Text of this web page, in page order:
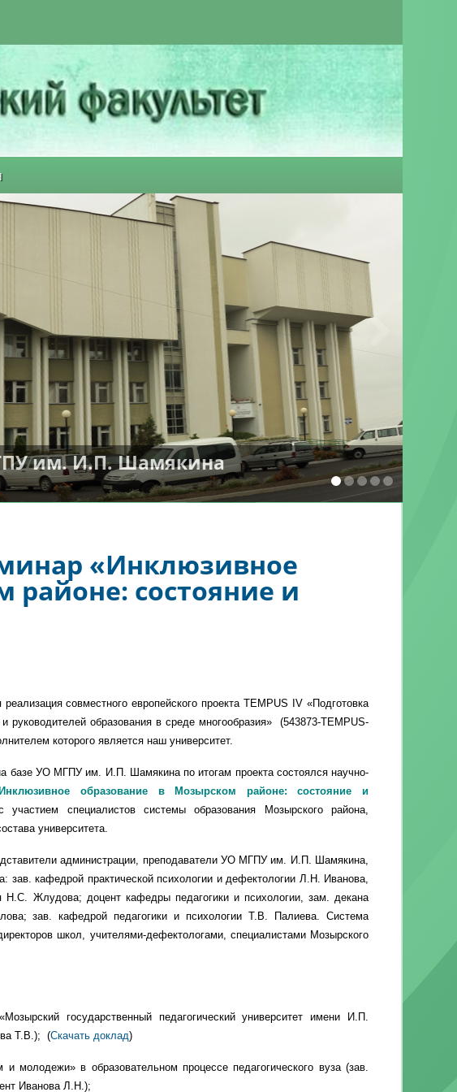
им. И.П. Шамякина
«Инклюзивное
районе: состояние и
совместного европейского проектаTEMPUS IV «Подготовка
руководителей образования в среде многообразия»
(543873-TEMPUS-
которого является наш университет.
базе УО МГПУ им. И.П. Шамякина по итогам проекта состоялся научно-
образование в Мозырском районе: состояние и
участием специалистов системы образования Мозырского района,
университета.
администрации, преподаватели УО МГПУ им. И.П. Шамякина,
зав. кафедрой практической психологии и дефектологии Л.Н. Иванова,
Н.С. Жлудова; доцент кафедры педагогики и психологии, зам. декана
зав. кафедрой педагогики и психологии Т.В. Палиева. Система
школ, учителями-дефектологами, специалистами Мозырского
государственный педагогический университет имени И.П.
Т.В.);
(Скачать доклад)
молодежи» в образовательном процессе педагогического вуза (зав.
Иванова Л.Н.);